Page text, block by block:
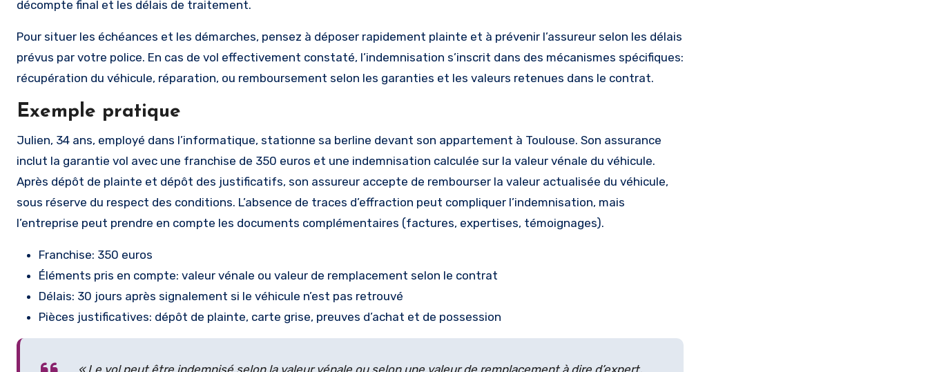
décompte final et les délais de traitement.
Pour situer les échéances et les démarches, pensez à déposer rapidement plainte et à prévenir l’assureur selon les délais
prévus par votre police. En cas de vol effectivement constaté, l’indemnisation s’inscrit dans des mécanismes spécifiques:
récupération du véhicule, réparation, ou remboursement selon les garanties et les valeurs retenues dans le contrat.
Exemple pratique
Julien, 34 ans, employé dans l’informatique, stationne sa berline devant son appartement à Toulouse. Son assurance
inclut la garantie vol avec une franchise de 350 euros et une indemnisation calculée sur la valeur vénale du véhicule.
Après dépôt de plainte et dépôt des justificatifs, son assureur accepte de rembourser la valeur actualisée du véhicule,
sous réserve du respect des conditions. L’absence de traces d’effraction peut compliquer l’indemnisation, mais
l’entreprise peut prendre en compte les documents complémentaires (factures, expertises, témoignages).
Franchise: 350 euros
Éléments pris en compte: valeur vénale ou valeur de remplacement selon le contrat
Délais: 30 jours après signalement si le véhicule n’est pas retrouvé
Pièces justificatives: dépôt de plainte, carte grise, preuves d’achat et de possession
« Le vol peut être indemnisé selon la valeur vénale ou selon une valeur de remplacement à dire d’expert,